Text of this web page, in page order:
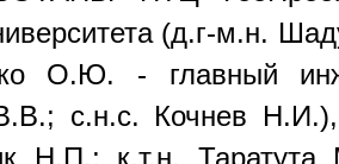
(д.г-м.н.
О.Ю. - главный
с.н.с. Кочнев
Н.П.; к.т.н. Таратута